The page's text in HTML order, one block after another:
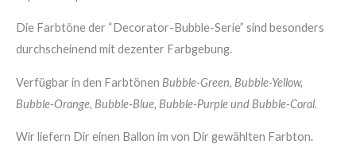
Die Farbtöne der “Decorator-Bubble-Serie” sind besonders
durchscheinend mit dezenter Farbgebung.
Verfügbar in den Farbtönen Bubble-Green, Bubble-Yellow,
Bubble-Orange, Bubble-Blue, Bubble-Purple und Bubble-Coral.
Wir liefern Dir einen Ballon im von Dir gewählten Farbton.